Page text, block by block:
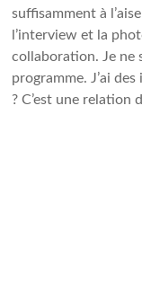
suffisamment à
l’interview et la
collaboration. Je ne
programme. J’ai
? C’est une relation